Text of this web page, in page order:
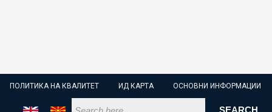
ПОЛИТИКА НА КВАЛИТЕТ ИД КАРТА ОСНОВНИ ИНФОРМАЦИИ